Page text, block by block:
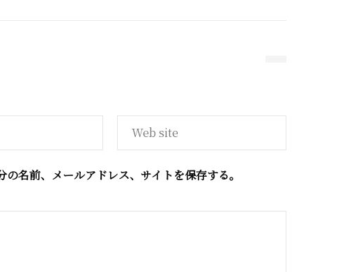
名前、メールアドレス、サイトを保存する。